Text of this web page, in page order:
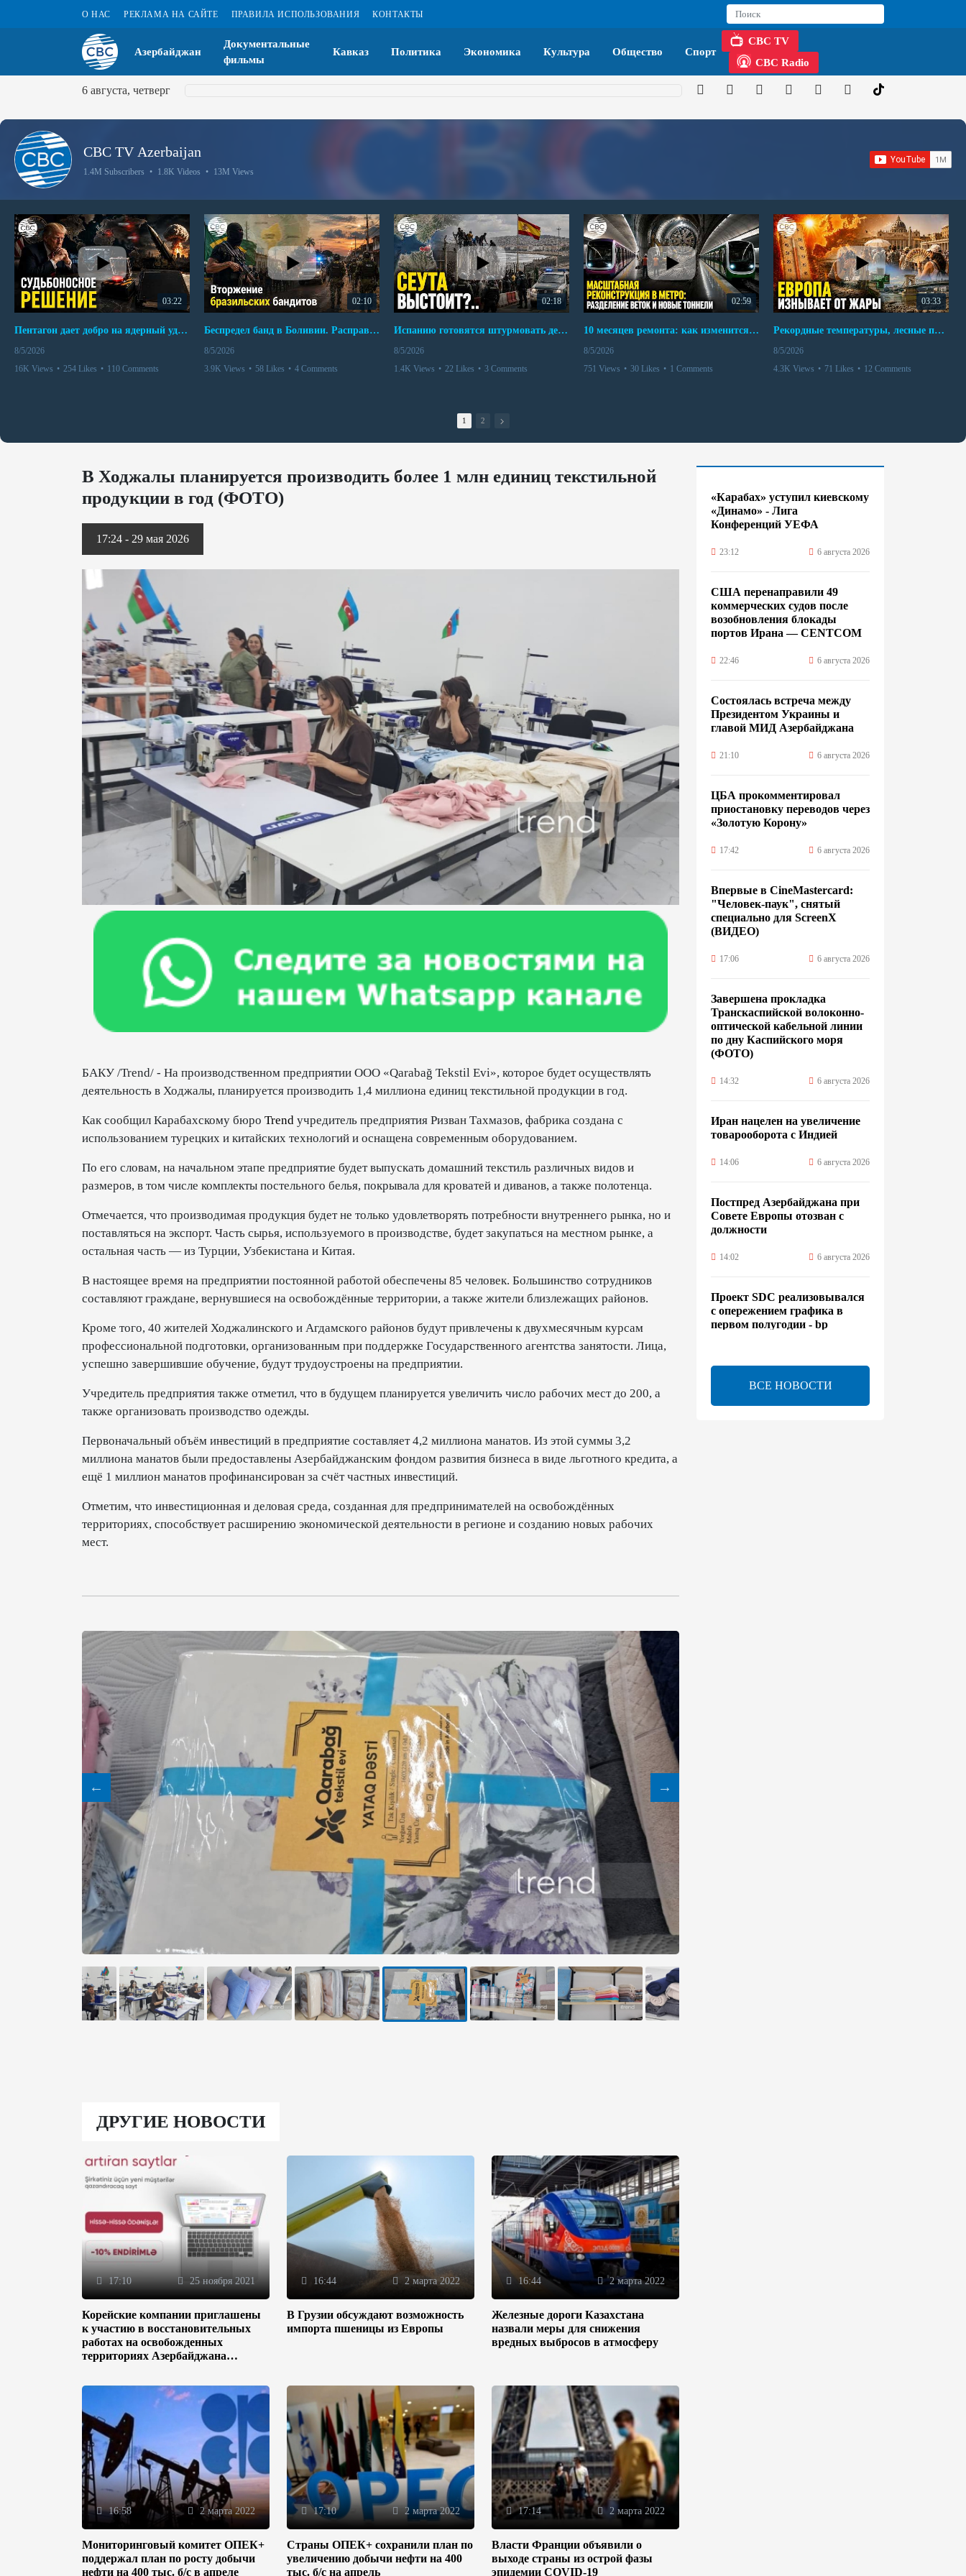
О НАС РЕКЛАМА НА САЙТЕ ПРАВИЛА ИСПОЛЬЗОВАНИЯ КОНТАКТЫ
Азербайджан
Документальные
фильмы
Кавказ Политика Экономика Культура Общество Спорт
CBC TV
CBC Radio
6 августа, четверг
CBC TV Azerbaijan
1.4M Subscribers • 1.8K Videos • 13M Views
03:22
Пентагон дает добро на ядерный удар по противникам США
8/5/2026
16K Views • 254 Likes • 110 Comments
02:10
Беспредел банд в Боливии. Расправы над наркоторговцами
8/5/2026
3.9K Views • 58 Likes • 4 Comments
02:18
Испанию готовятся штурмовать десятки тысяч марокканцев
8/5/2026
1.4K Views • 22 Likes • 3 Comments
02:59
10 месяцев ремонта: как изменится работа Бакинского метро с 15 августа
8/5/2026
751 Views • 30 Likes • 1 Comments
03:33
Рекордные температуры, лесные пожары и красный уровень опасности
8/5/2026
4.3K Views • 71 Likes • 12 Comments
1 2
В Ходжалы планируется производить более 1 млн единиц текстильной
продукции в год (ФОТО)
17:24 - 29 мая 2026
БАКУ /Trend/ - На производственном предприятии ООО «Qarabağ Tekstil Evi», которое будет осуществлять
деятельность в Ходжалы, планируется производить 1,4 миллиона единиц текстильной продукции в год.
Как сообщил Карабахскому бюро Trend учредитель предприятия Ризван Тахмазов, фабрика создана с
использованием турецких и китайских технологий и оснащена современным оборудованием.
По его словам, на начальном этапе предприятие будет выпускать домашний текстиль различных видов и
размеров, в том числе комплекты постельного белья, покрывала для кроватей и диванов, а также полотенца.
Отмечается, что производимая продукция будет не только удовлетворять потребности внутреннего рынка, но и
поставляться на экспорт. Часть сырья, используемого в производстве, будет закупаться на местном рынке, а
остальная часть — из Турции, Узбекистана и Китая.
В настоящее время на предприятии постоянной работой обеспечены 85 человек. Большинство сотрудников
составляют граждане, вернувшиеся на освобождённые территории, а также жители близлежащих районов.
Кроме того, 40 жителей Ходжалинского и Агдамского районов будут привлечены к двухмесячным курсам
профессиональной подготовки, организованным при поддержке Государственного агентства занятости. Лица,
успешно завершившие обучение, будут трудоустроены на предприятии.
Учредитель предприятия также отметил, что в будущем планируется увеличить число рабочих мест до 200, а
также организовать производство одежды.
Первоначальный объём инвестиций в предприятие составляет 4,2 миллиона манатов. Из этой суммы 3,2
миллиона манатов были предоставлены Азербайджанским фондом развития бизнеса в виде льготного кредита, а
ещё 1 миллион манатов профинансирован за счёт частных инвестиций.
Отметим, что инвестиционная и деловая среда, созданная для предпринимателей на освобождённых
территориях, способствует расширению экономической деятельности в регионе и созданию новых рабочих
мест.
ДРУГИЕ НОВОСТИ
17:10 25 ноября 2021
Корейские компании приглашены
к участию в восстановительных
работах на освобожденных
территориях Азербайджана
16:44 2 марта 2022
В Грузии обсуждают возможность
импорта пшеницы из Европы
16:44 2 марта 2022
Железные дороги Казахстана
назвали меры для снижения
вредных выбросов в атмосферу
16:58 2 марта 2022
Мониторинговый комитет ОПЕК+
поддержал план по росту добычи
нефти на 400 тыс. б/с в апреле
17:10 2 марта 2022
Страны ОПЕК+ сохранили план по
увеличению добычи нефти на 400
тыс. б/с на апрель
17:14 2 марта 2022
Власти Франции объявили о
выходе страны из острой фазы
эпидемии COVID-19
«Карабах» уступил киевскому
«Динамо» - Лига
Конференций УЕФА
23:12 6 августа 2026
США перенаправили 49
коммерческих судов после
возобновления блокады
портов Ирана — CENTCOM
22:46 6 августа 2026
Состоялась встреча между
Президентом Украины и
главой МИД Азербайджана
21:10 6 августа 2026
ЦБА прокомментировал
приостановку переводов через
«Золотую Корону»
17:42 6 августа 2026
Впервые в CineMastercard:
"Человек-паук", снятый
специально для ScreenX
(ВИДЕО)
17:06 6 августа 2026
Завершена прокладка
Транскаспийской волоконно-
оптической кабельной линии
по дну Каспийского моря
(ФОТО)
14:32 6 августа 2026
Иран нацелен на увеличение
товарооборота с Индией
14:06 6 августа 2026
Постпред Азербайджана при
Совете Европы отозван с
должности
14:02 6 августа 2026
Проект SDC реализовывался
с опережением графика в
первом полугодии - bp
Расширены полномочия
холдинга AZCON - Указ
ВСЕ НОВОСТИ